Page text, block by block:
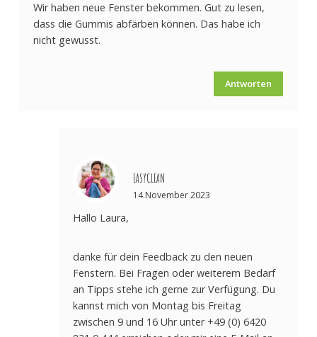
Wir haben neue Fenster bekommen. Gut zu lesen,
dass die Gummis abfärben können. Das habe ich
nicht gewusst.
Antworten
EASYCLEAN
14.November 2023
Hallo Laura,
danke für dein Feedback zu den neuen
Fenstern. Bei Fragen oder weiterem Bedarf
an Tipps stehe ich gerne zur Verfügung. Du
kannst mich von Montag bis Freitag
zwischen 9 und 16 Uhr unter +49 (0) 6420